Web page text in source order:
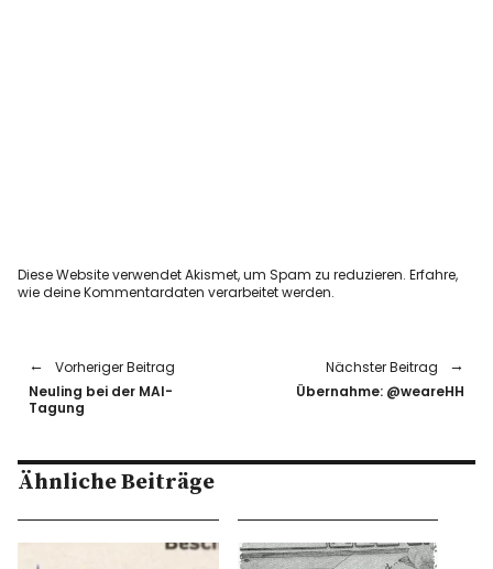
Diese Website verwendet Akismet, um Spam zu reduzieren.Erfahre,
wie deine Kommentardaten verarbeitet werden.
Vorheriger Beitrag
Neuling bei der MAI-
Tagung
Nächster Beitrag
Übernahme: @weareHH
Ähnliche Beiträge